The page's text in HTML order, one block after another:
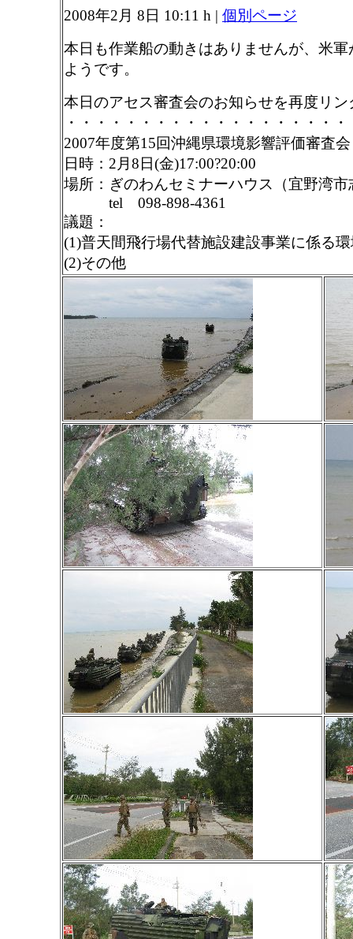
2008年2月 8日 10:11 h | 個別ページ
本日も作業船の動きはありませんが、米
ようです。
本日のアセス審査会のお知らせを再度リン
・・・・・・・・・・・・・・・・・・
2007年度第15回沖縄県環境影響評価審査会
日時：2月8日(金)17:00?20:00
場所：ぎのわんセミナーハウス（宜野湾市
tel 098-898-4361
議題：
(1)普天間飛行場代替施設建設事業に係る
(2)その他